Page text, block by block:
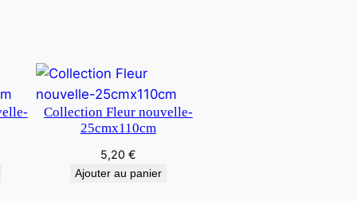
Collection Fleur nouvelle-
25cmx110cm
5,20 €
Ajouter au panier